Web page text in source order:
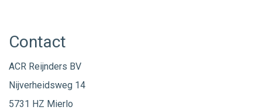
Contact
ACR Reijnders BV
Nijverheidsweg 14
5731 HZ Mierlo